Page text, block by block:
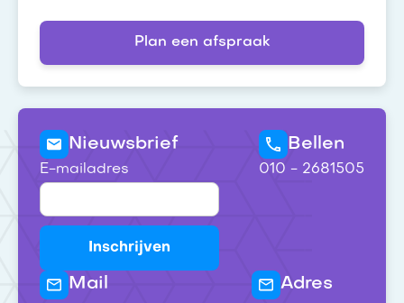
Plan een afspraak
Nieuwsbrief
E-mailadres
Bellen
010 - 2681505
Mail Adres